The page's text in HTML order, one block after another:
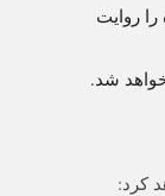
را روایت
شد.
کرد: